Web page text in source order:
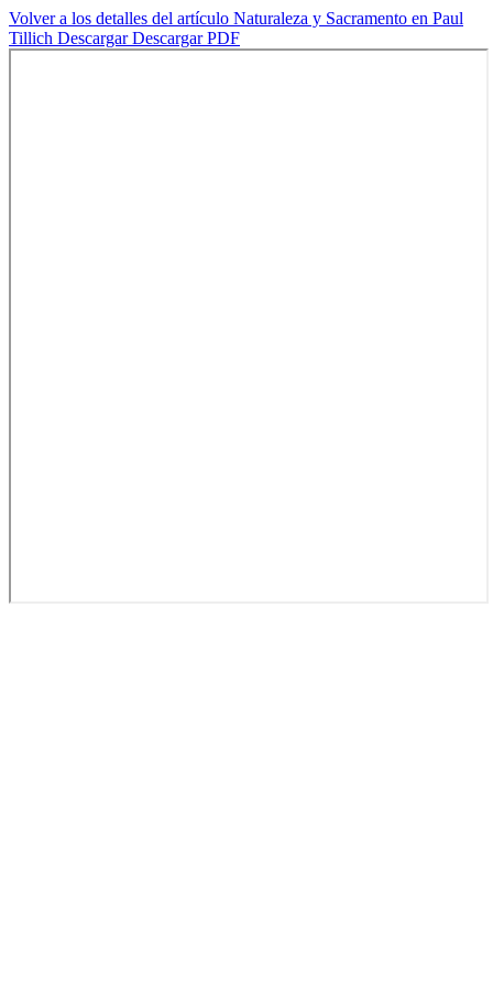
Volver a los detalles del artículo Naturaleza y Sacramento en Paul
Tillich DescargarDescargar PDF